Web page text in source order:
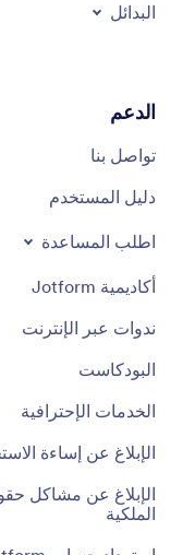
البدائل
الدعم
تواصل بنا
دليل المستخدم
اطلب المساعدة
أكاديمية Jotform
ندوات عبر الإنترنت
البودكاست
الخدمات الإحترافية
الإبلاغ عن إساءة
الإبلاغ عن مشاكل
الملكية